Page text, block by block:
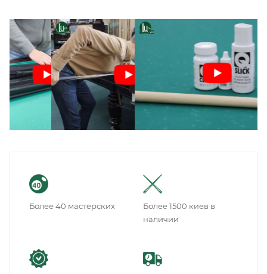
Более 40 мастерских
Более 1500 киев в
наличии